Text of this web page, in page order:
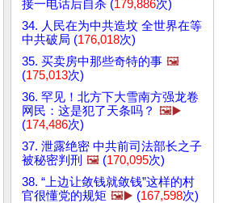
接一电话后自杀 (179,886次)
34. 人民在为中共造坟 全世界在等
中共破局 (176,018次)
35. 买卖房中那些奇特的事 🖼️
(175,013次)
36. 罕见！北方下大雪南方强龙卷
网民：这是犯了天条吗？ 🖼️▶️
(174,486次)
37. 泄露绝密 中共前司法部长之子
被秘密判刑 🖼️ (170,095次)
38. “上边让敛钱就敛钱”这样的村
官很懂党的规矩 🖼️▶️ (167,598次)